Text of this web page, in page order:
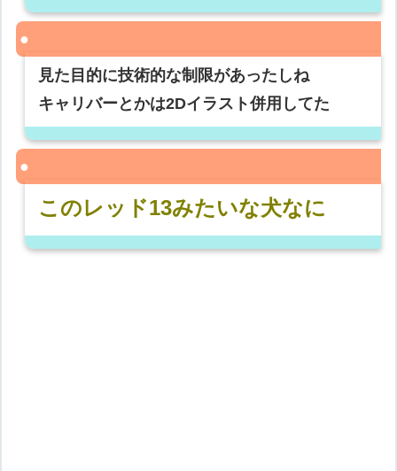
見た目的に技術的な制限があったしね
キャリバーとかは2Dイラスト併用してた
このレッド13みたいな犬なに